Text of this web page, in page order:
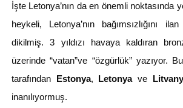
İşte Letonya’nın da en önemli noktasında
heykeli, Letonya’nın bağımsızlığını
dikilmiş. 3 yıldızı havaya kaldıran
üzerinde “vatan”ve “özgürlük” yazıyor.
tarafından Estonya, Letonyave
inanılıyormuş.